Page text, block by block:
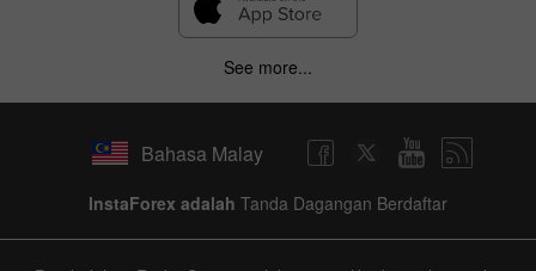
See more...
Bahasa Malay
InstaForex adalah Tanda Dagangan Berdaftar